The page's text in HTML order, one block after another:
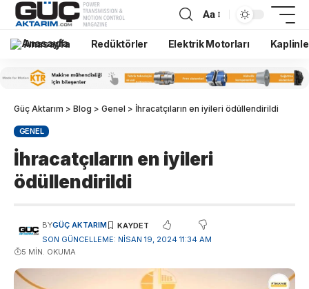
Aa
Anasayfa Redüktörler Elektrik Motorları
Güç Aktarım > Blog > Genel > İhracatçıların en iyileri ödüllendirildi
GENEL
İhracatçıların en iyileri
ödüllendirildi
SON GÜNCELLEME: NISAN 19, 2024 11:34 AM
BYGÜÇ AKTARIM
5 MIN. OKUMA